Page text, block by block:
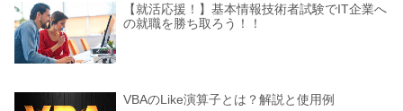
【就活応援！】基本情報技術者試験でIT企業へ
の就職を勝ち取ろう！！
VBAのLike演算子とは？解説と使用例